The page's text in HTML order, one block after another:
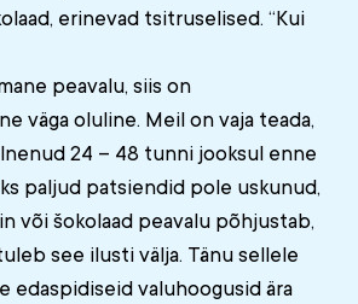
erinevad tsitruselised. “Kui
peavalu, siis on
väga oluline. Meil on vaja teada,
24 – 48 tunni jooksul enne
paljud patsiendid pole uskunud,
või šokolaad peavalu põhjustab,
see ilusti välja. Tänu sellele
edaspidiseid valuhoogusid ära